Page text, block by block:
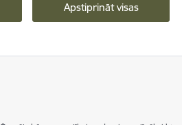
Apstiprināt visas